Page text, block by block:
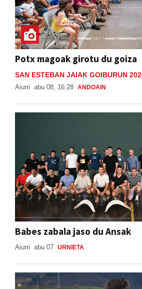
Potx magoak girotu du goiza
SAN ESTEBAN JAIAK GOIBURUN 2026
abu 08, 16:28
Babes zabala jaso du Ansak